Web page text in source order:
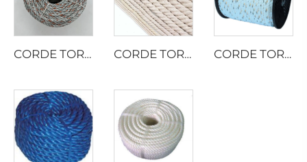
CORDE TORSADÉE PP AVEC PLOMB CORDE TORSADÉE EN COTON CORDE TORDUE EN FILM PP SÉPARÉ